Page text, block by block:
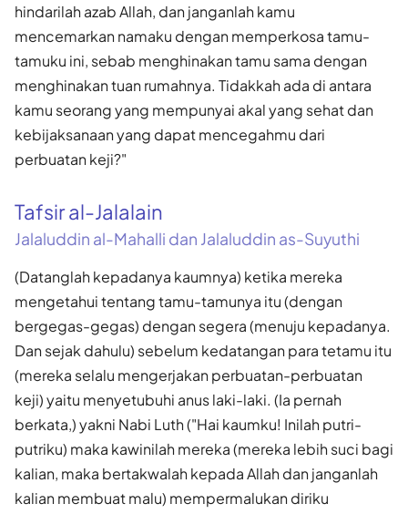
hindarilah azab Allah, dan janganlah kamu
mencemarkan namaku dengan memperkosa tamu-
tamuku ini, sebab menghinakan tamu sama dengan
menghinakan tuan rumahnya. Tidakkah ada di antara
kamu seorang yang mempunyai akal yang sehat dan
kebijaksanaan yang dapat mencegahmu dari
perbuatan keji?"
Tafsir al-Jalalain
Jalaluddin al-Mahalli dan Jalaluddin as-Suyuthi
(Datanglah kepadanya kaumnya) ketika mereka
mengetahui tentang tamu-tamunya itu (dengan
bergegas-gegas) dengan segera (menuju kepadanya.
Dan sejak dahulu) sebelum kedatangan para tetamu itu
(mereka selalu mengerjakan perbuatan-perbuatan
keji) yaitu menyetubuhi anus laki-laki. (Ia pernah
berkata,) yakni Nabi Luth ("Hai kaumku! Inilah putri-
putriku) maka kawinilah mereka (mereka lebih suci bagi
kalian, maka bertakwalah kepada Allah dan janganlah
kalian membuat malu) mempermalukan diriku